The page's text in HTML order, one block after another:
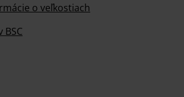
o veľkostiach